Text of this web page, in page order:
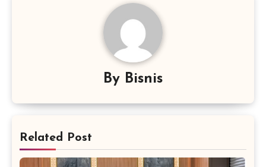
By Bisnis
Related Post